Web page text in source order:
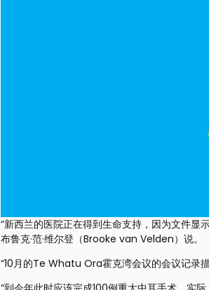
“新西兰的医院正在得到生命支持，因为文件显
布鲁克·范·维尔登（Brooke van Velden）说。
“10月的Te Whatu Ora霍克湾会议的会议记录